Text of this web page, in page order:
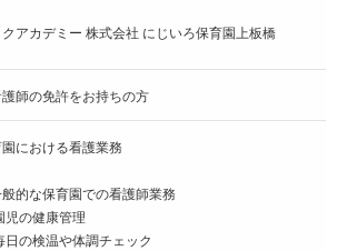
アカデミー 株式会社 にじいろ保育園上板橋
師の免許をお持ちの方
における看護業務
的な保育園での看護師業務
の健康管理
日の検温や体調チェック